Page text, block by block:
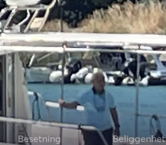
Besetning Beliggenhet